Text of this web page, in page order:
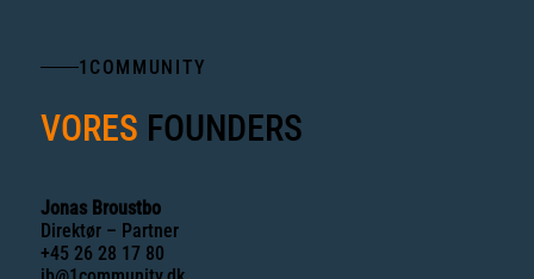
1COMMUNITY
VORES FOUNDERS
Jonas Broustbo
Direktør – Partner
+45 26 28 17 80